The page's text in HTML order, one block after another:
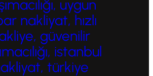
uygun
nakliyat, hızlı
güvenilir
istanbul
türkiye